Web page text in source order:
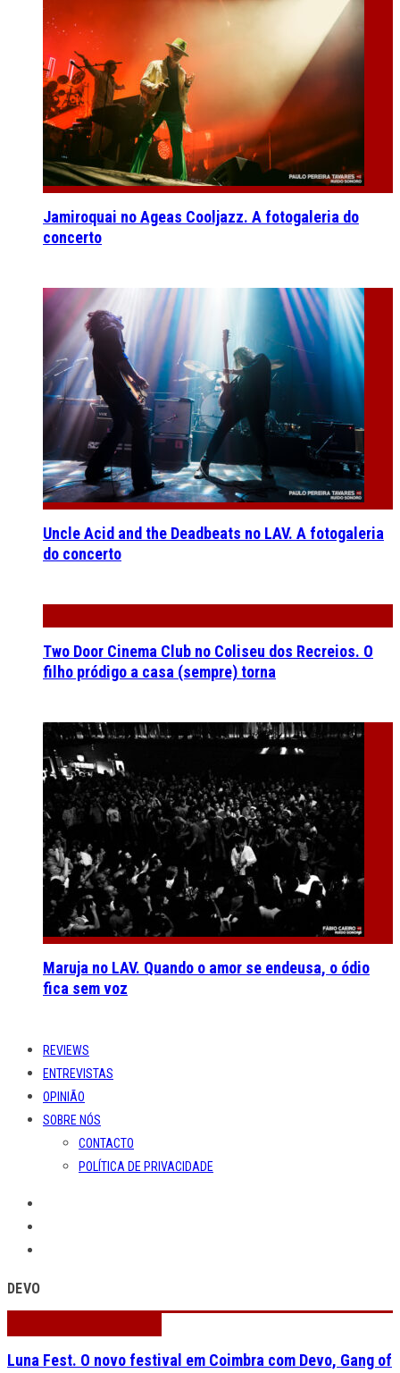
Jamiroquai no Ageas Cooljazz. A fotogaleria do
concerto
Uncle Acid and the Deadbeats no LAV. A fotogaleria
do concerto
Two Door Cinema Club no Coliseu dos Recreios. O
filho pródigo a casa (sempre) torna
Maruja no LAV. Quando o amor se endeusa, o ódio
fica sem voz
REVIEWS
ENTREVISTAS
OPINIÃO
SOBRE NÓS
CONTACTO
POLÍTICA DE PRIVACIDADE
DEVO
Luna Fest. O novo festival em Coimbra com Devo, Gang of